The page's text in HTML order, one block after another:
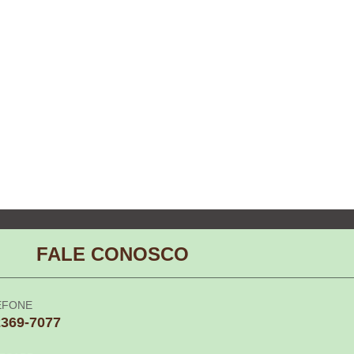
FALE CONOSCO
7077